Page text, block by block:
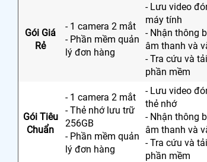
Gói Giá
Rẻ
- 1 camera 2 mắt
- Phần mềm quản
lý đơn hàng
- Lưu video
máy tính
- Nhận thông
âm thanh và
- Tra cứu và
phần mềm
Gói Tiêu
Chuẩn
- 1 camera 2 mắt
- Thẻ nhớ lưu trữ
256GB
- Phần mềm quản
lý đơn hàng
- Lưu video
thẻ nhớ
- Nhận thông
âm thanh và
- Tra cứu và
phần mềm